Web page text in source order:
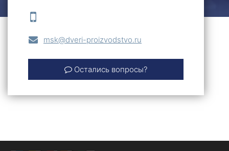
msk@dveri-proizvodstvo.ru
Остались вопросы?